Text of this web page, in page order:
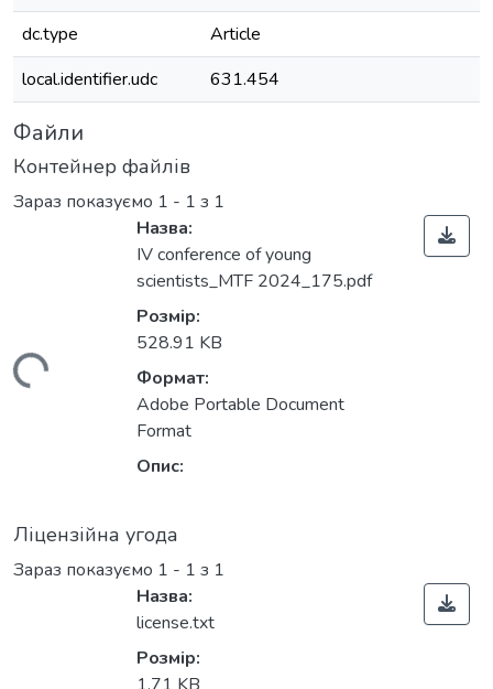
dc.type
Article
local.identifier.udc
631.454
Файли
Контейнер файлів
Зараз показуємо 1 - 1 з 1
Назва:
ІV conference of young
scientists_MTF 2024_175.pdf
Розмір:
528.91 KB
Формат:
Adobe Portable Document
Format
Опис:
Ліцензійна угода
Зараз показуємо 1 - 1 з 1
Назва:
license.txt
Розмір: